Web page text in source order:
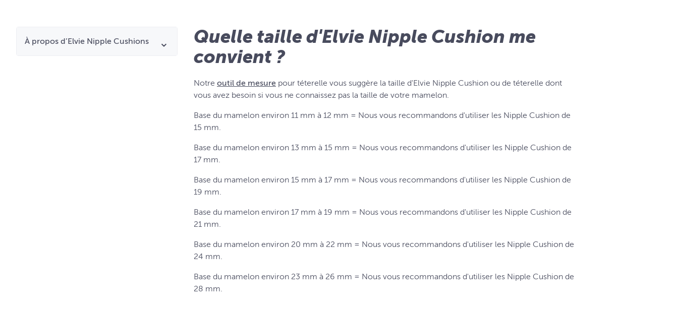
À propos d’Elvie Nipple Cushions
Quelle taille d'Elvie Nipple Cushion me
convient ?
Notre outil de mesure pour téterelle vous suggère la taille d'Elvie Nipple Cushion ou de téterelle dont
vous avez besoin si vous ne connaissez pas la taille de votre mamelon.
Base du mamelon environ 11 mm à 12 mm = Nous vous recommandons d'utiliser les Nipple Cushion de
15 mm.
Base du mamelon environ 13 mm à 15 mm = Nous vous recommandons d'utiliser les Nipple Cushion de
17 mm.
Base du mamelon environ 15 mm à 17 mm = Nous vous recommandons d'utiliser les Nipple Cushion de
19 mm.
Base du mamelon environ 17 mm à 19 mm = Nous vous recommandons d'utiliser les Nipple Cushion de
21 mm.
Base du mamelon environ 20 mm à 22 mm = Nous vous recommandons d'utiliser les Nipple Cushion de
24 mm.
Base du mamelon environ 23 mm à 26 mm = Nous vous recommandons d'utiliser les Nipple Cushion de
28 mm.